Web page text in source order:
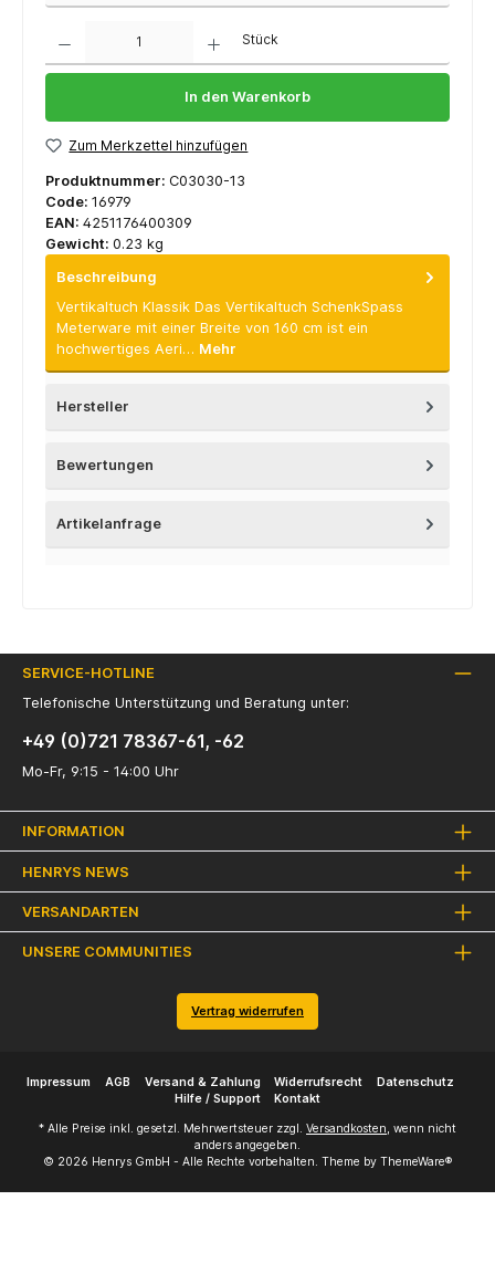
Stück
In den Warenkorb
Zum Merkzettel hinzufügen
Produktnummer: C03030-13
Code: 16979
EAN: 4251176400309
Gewicht: 0.23 kg
Beschreibung
Vertikaltuch Klassik Das Vertikaltuch SchenkSpass
Meterware mit einer Breite von 160 cm ist ein
hochwertiges Aeri… Mehr
Hersteller
Bewertungen
Artikelanfrage
SERVICE-HOTLINE
Telefonische Unterstützung und Beratung unter:
+49 (0)721 78367-61, -62
Mo-Fr, 9:15 - 14:00 Uhr
INFORMATION
HENRYS NEWS
VERSANDARTEN
UNSERE COMMUNITIES
Vertrag widerrufen
Impressum AGB Versand & Zahlung Widerrufsrecht
Datenschutz
Hilfe / Support
Kontakt
* Alle Preise inkl. gesetzl. Mehrwertsteuer zzgl. Versandkosten, wenn nicht
anders angegeben.
© 2026 Henrys GmbH - Alle Rechte vorbehalten. Theme by ThemeWare®